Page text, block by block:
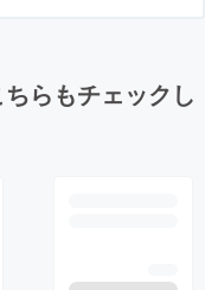
らもチェックし